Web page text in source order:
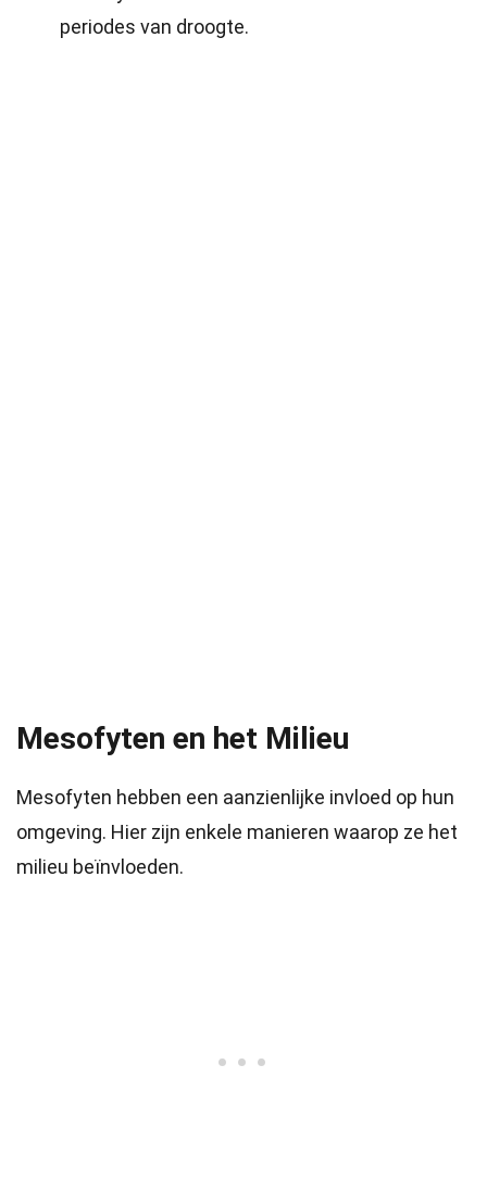
periodes van droogte.
Mesofyten en het Milieu
Mesofyten hebben een aanzienlijke invloed op hun
omgeving. Hier zijn enkele manieren waarop ze het
milieu beïnvloeden.